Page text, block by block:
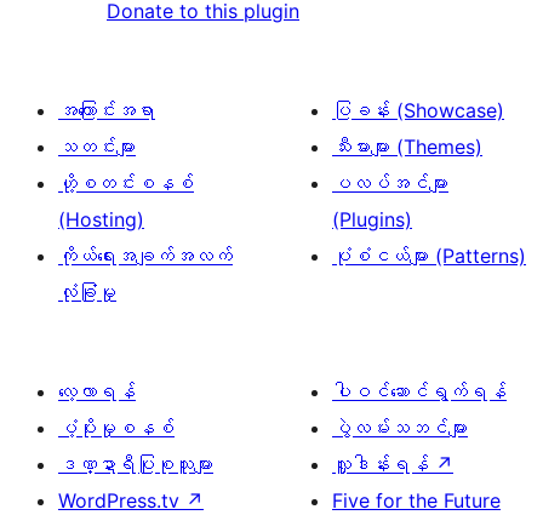
Donate to this plugin
အကြောင်းအရာ
သတင်းများ
ဟို့စတင်းစနစ်
(Hosting)
ကိုယ်ရေးအချက်အလက်
လုံခြုံမှု
ပြခန်း (Showcase)
သီးမားများ (Themes)
ပလပ်အင်များ
(Plugins)
ပုံစံငယ်များ (Patterns)
လေ့လာရန်
ပံ့ပိုးမှုစနစ်
ဒဏ္ဍာရီပြုစုသူများ
WordPress.tv ↗
ပါဝင်ဆောင်ရွက်ရန်
ပွဲလမ်းသဘင်များ
လှူဒါန်းရန် ↗
Five for the Future